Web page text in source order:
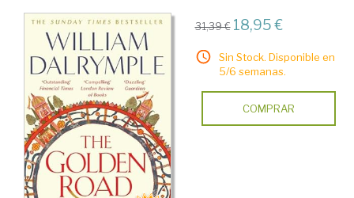
31,39 € 18,95 €
Sin Stock. Disponible en
5/6 semanas.
COMPRAR